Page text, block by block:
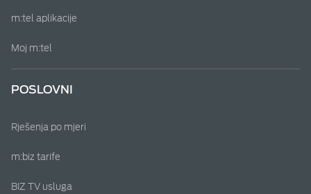
m:tel aplikacije
Moj m:tel
POSLOVNI
Rješenja po mjeri
m:biz tarife
BIZ TV usluga